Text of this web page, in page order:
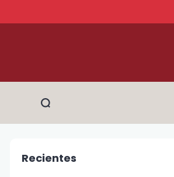
Recientes